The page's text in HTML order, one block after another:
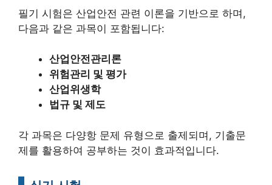
필기 시험은 산업안전 관련 이론을 기반으로 하며,
다음과 같은 과목이 포함됩니다:
산업안전관리론
위험관리 및 평가
산업위생학
법규 및 제도
각 과목은 다양항 문제 유형으로 출제되며, 기출문
제를 활용하여 공부하는 것이 효과적입니다.